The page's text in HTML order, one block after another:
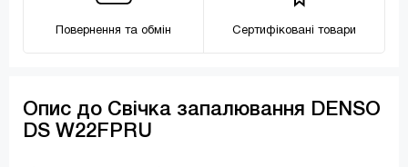
Повернення та обмін Сертифіковані товари
Опис до Свічка запалювання DENSO
DS W22FPRU